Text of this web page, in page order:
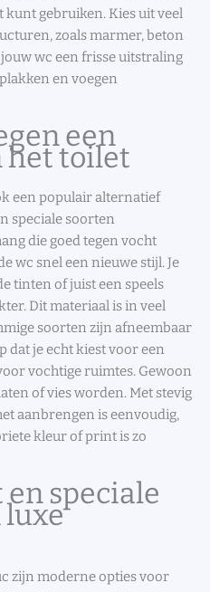
kunt gebruiken. Kies uit veel
zoals marmer, beton
wc een frisse uitstraling
en voegen
een
het toilet
een populair alternatief
speciale soorten
die goed tegen vocht
wc snel een nieuwe stijl. Je
tinten of juist een speels
Dit materiaal is in veel
soorten zijn afneembaar
dat je echt kiest voor een
vochtige ruimtes. Gewoon
of vies worden. Met stevig
aanbrengen is eenvoudig,
kleur of print is zo
speciale
luxe
zijn moderne opties voor